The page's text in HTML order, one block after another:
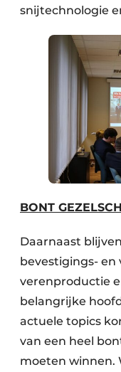
snijtechnologie
BONT
Daarnaast
bevestigings-
verenproductie
belangrijke
actuele topics
van een heel
moeten winnen.